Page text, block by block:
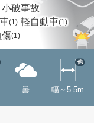
破事故
(1) 軽自動車(1)
傷(1)
曇 幅～5.5m
他